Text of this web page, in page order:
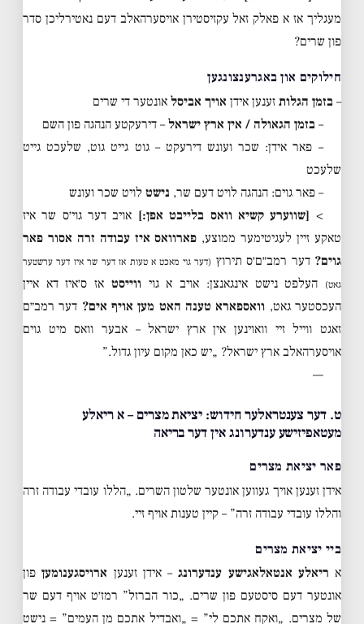
מעגליך אז א פאלק זאל עקזיסטירן אויסערהאלב דעם נאטירליכן סדר
פון שרים?
חילוקים און באגרענצונגען
– בזמן הגלות זענען אידן אויך אביסל אונטער די שרים
–בזמן הגאולה / אין ארץ ישראל – דירעקטע הנהגה פון השם
– פאר אידן: שכר ועונש דירעקט – גוט גייט גוט, שלעכט גייט
שלעכט
– פאר גוים: הנהגה לויט דעם שר, נישט לויט שכר ועונש
> [שווערע קשיא וואס בלייבט אפן:] אויב דער גוי׳ס שר איז
טאקע זיין לעגיטימער ממוצע, פארוואס איז עבודה זרה אסור פאר
גוים? דער רמב״ם׳ס תירוץ (דער גוי מאכט א טעות אז דער שר איז דער ערשטער
גאט)
העלפט נישט אינגאנצן: אויב א גויווייסט אז ס׳איז דא איין
העכסטער גאט, וואספארא טענה האט מען אויף אים? דער רמב״ם
זאגט ווייל זיי וואוינען אין ארץ ישראל – אבער וואס מיט גוים
אויסערהאלב ארץ ישראל? „יש כאן מקום עיון גדול.”
—
ט. דער צענטראלער חידוש: יציאת מצרים – א ריאלע
מעטאפיזישע ענדערונג אין דער בריאה
פאר יציאת מצרים
אידן זענען אויך געווען אונטער שלטון השרים. „הללו עובדי עבודה זרה
והללו עובדי עבודה זרה” – קיין טענות אויף זיי.
ביי יציאת מצרים
א ריאלע אנטאלאגישע ענדערונג– אידן זענען ארויסגענומעןפון
אונטער דעם סיסטעם פון שרים. „כור הברזל” רמז׳ט אויף דעם שר
של מצרים. „ואקח אתכם לי” = „ואבדיל אתכם מן העמים” = נישט